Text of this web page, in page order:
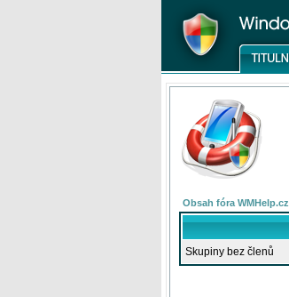
Obsah fóra WMHelp.cz
Skupiny bez členů